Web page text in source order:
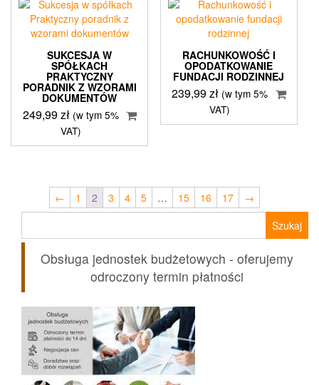
SUKCESJA W
SPÓŁKACH
PRAKTYCZNY
PORADNIK Z WZORAMI
DOKUMENTÓW
249,99zł (w tym 5%
VAT)
RACHUNKOWOŚĆ I
OPODATKOWANIE
FUNDACJI RODZINNEJ
239,99zł (w tym 5%
VAT)
← 1 2 3 4 5 … 15 16 17
→
Obsługa jednostek budżetowych - oferujemy
odroczony termin płatności